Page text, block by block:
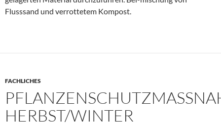
Flusssand und verrottetem Kompost.
FACHLICHES
ERBST/WINTER